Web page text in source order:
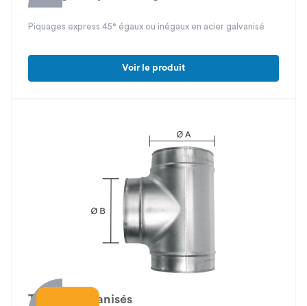
Piquages express 45° égaux ou inégaux en acier galvanisé
Voir le produit
Tés 90° galvanisés